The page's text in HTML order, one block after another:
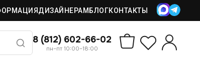
ДИЗАЙНЕРАМ БЛОГКОНТАКТЫ
8 (812) 602-66-02
пн–пт 10:00–18:00